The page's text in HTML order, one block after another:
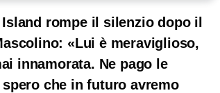
rompe il silenzio dopo il
«Lui è meraviglioso,
innamorata. Ne pago le
che in futuro avremo